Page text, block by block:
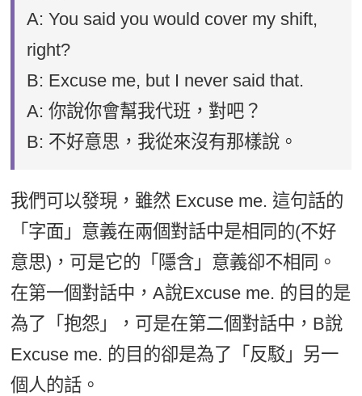
A: You said you would cover my shift,
right?
B: Excuse me, but I never said that.
A: 你說你會幫我代班，對吧？
B: 不好意思，我從來沒有那樣說。
我們可以發現，雖然 Excuse me. 這句話的
「字面」意義在兩個對話中是相同的(不好
意思)，可是它的「隱含」意義卻不相同。
在第一個對話中，A說Excuse me. 的目的是
為了「抱怨」，可是在第二個對話中，B說
Excuse me. 的目的卻是為了「反駁」另一
個人的話。